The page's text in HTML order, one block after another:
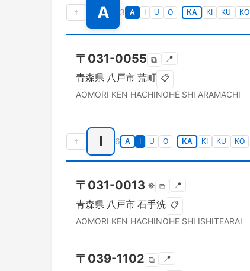
↑ A 3 A U O KA KI KU KO
〒 031-0055 ⧉ 📍
青森県 八戸市 荒町 📋
AOMORI KEN HACHINOHE SHI ARAMACHI
↑ I 6 A U O KA KI KU KO
〒 031-0013 ※ ⧉ 📍
青森県 八戸市 石手洗 📋
AOMORI KEN HACHINOHE SHI ISHITEARAI
〒 039-1102 ⧉ 📍